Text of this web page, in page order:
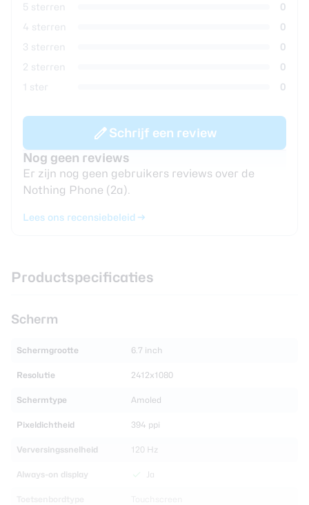
5 sterren
0
4 sterren
0
3 sterren
0
2 sterren
0
1 ster
0
Schrijf een review
Nog geen reviews
Er zijn nog geen gebruikers reviews over de
Nothing Phone (2a).
Lees ons recensiebeleid
Productspecificaties
Scherm
Schermgrootte 6.7 inch
Resolutie 2412x1080
Schermtype Amoled
Pixeldichtheid 394 ppi
Verversingssnelheid 120 Hz
Always-on display Ja